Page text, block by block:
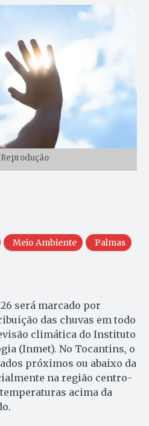
Meio Ambiente
Palmas
será marcado por
das chuvas em todo
climática do Instituto
(Inmet). No Tocantins, o
próximos ou abaixo da
na região centro-
acima da